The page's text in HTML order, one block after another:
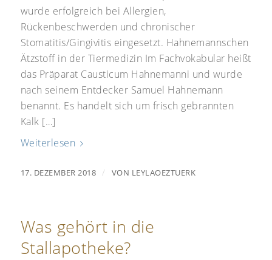
wurde erfolgreich bei Allergien,
Rückenbeschwerden und chronischer
Stomatitis/Gingivitis eingesetzt. Hahnemannschen
Ätzstoff in der Tiermedizin Im Fachvokabular heißt
das Präparat Causticum Hahnemanni und wurde
nach seinem Entdecker Samuel Hahnemann
benannt. Es handelt sich um frisch gebrannten
Kalk […]
Weiterlesen
17. DEZEMBER 2018 / VON LEYLAOEZTUERK
Was gehört in die
Stallapotheke?